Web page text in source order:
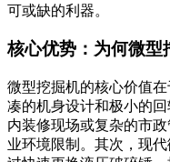
可或缺的利器。
核心优势：为何微型
微型挖掘机的核心价值
凑的机身设计和极小的
内装修现场或复杂的市
业环境限制。其次，现